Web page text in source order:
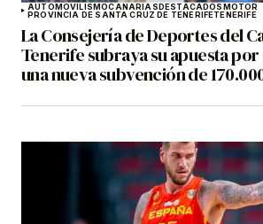
AUTOMOVILISMOCANARIASDESTACADOSMOTOR
PROVINCIA DE SANTA CRUZ DE TENERIFETENERIFE
La Consejería de Deportes del
Tenerife subraya su apuesta
una nueva subvención de